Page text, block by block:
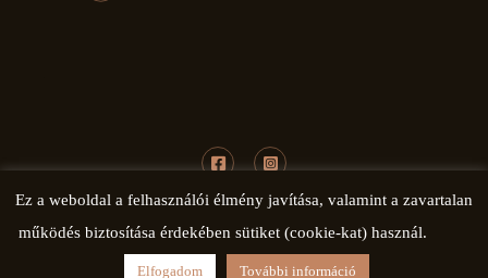
© COPYRIGHT 2020 BRUSTOR
MAGYARORSZÁG
Ez a weboldal a felhasználói élmény javítása, valamint a zavartalan
működés biztosítása érdekében sütiket (cookie-kat) használ.
Elfogadom További információ